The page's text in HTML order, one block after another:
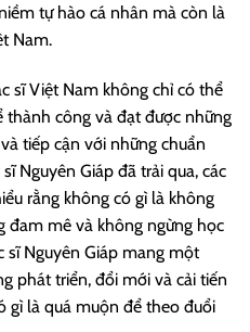
tự hào cá nhân mà còn là
Nam.
sĩ Việt Nam không chỉ có thể
công và đạt được những
tiếp cận với những chuẩn
Nguyên Giáp đã trải qua, các
rằng không có gì là không
đam mê và không ngừng học
sĩ Nguyên Giáp mang một
phát triển, đổi mới và cải tiến
gì là quá muộn để theo đuổi